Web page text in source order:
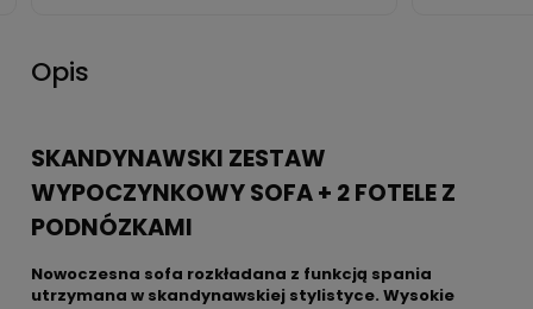
Opis
SKANDYNAWSKI ZESTAW
WYPOCZYNKOWY SOFA + 2 FOTELE Z
PODNÓZKAMI
Nowoczesna sofa rozkładana z funkcją spania
utrzymana w skandynawskiej stylistyce. Wysokie